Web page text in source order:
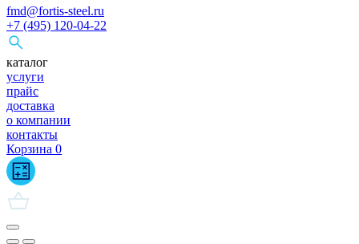
fmd@fortis-steel.ru
+7 (495) 120-04-22
каталог
услуги
прайс
доставка
о компании
контакты
Корзина 0